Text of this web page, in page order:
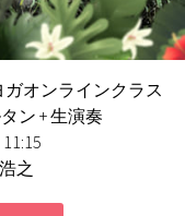
オンラインクラス
ン + 生演奏
之